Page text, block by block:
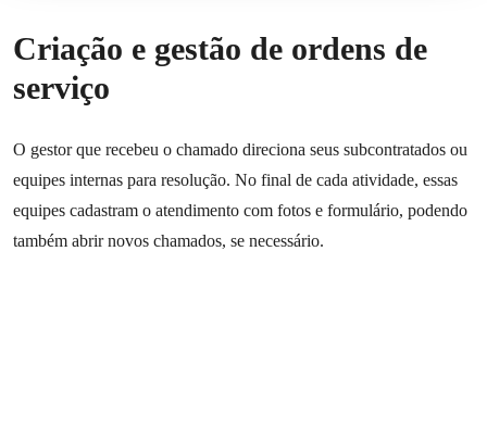
Criação e gestão de ordens de
serviço
O gestor que recebeu o chamado direciona seus subcontratados ou
equipes internas para resolução. No final de cada atividade, essas
equipes cadastram o atendimento com fotos e formulário, podendo
também abrir novos chamados, se necessário.